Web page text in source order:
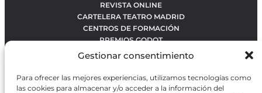
Gestionar consentimiento
Para ofrecer las mejores experiencias, utilizamos tecnologías como
las cookies para almacenar y/o acceder a la información del
REVISTA ONLINE
CARTELERA TEATRO MADRID
CENTROS DE FORMACIÓN
PREMIOS GODOT
CONTACTO
OBRAS MÁS VOTADAS